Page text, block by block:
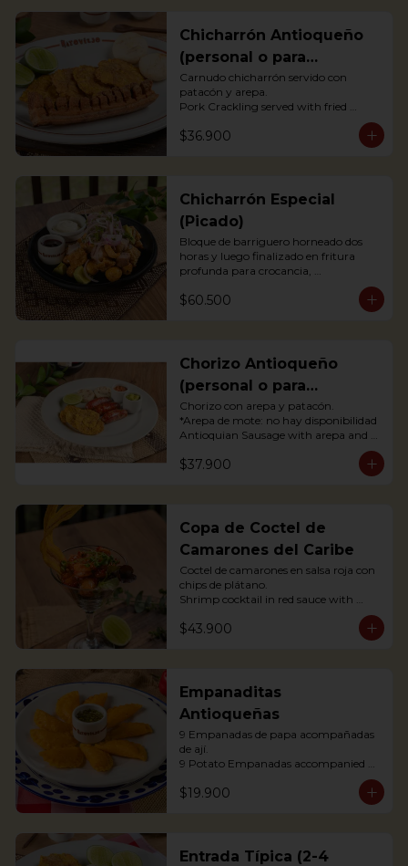
Chicharrón Antioqueño
(personal o para
compartir)
Carnudo chicharrón servido con
patacón y arepa.
Pork Crackling served with fried
*Arepa de mote: no hay disponibilidad
$36.900
Chicharrón Especial
(Picado)
Bloque de barriguero horneado dos
horas y luego finalizado en fritura
profunda para crocancia,
cebolla acevichada y reducción de
crunchiness, accompanied by creole
potatoes, onion and agras reduction.
$60.500
Chorizo Antioqueño
(personal o para
compartir)
Chorizo con arepa y patacón.
*Arepa de mote: no hay disponibilidad
Antioquian Sausage with arepa and
$37.900
Copa de Coctel de
Camarones del Caribe
Coctel de camarones en salsa roja con
chips de plátano.
Shrimp cocktail in red sauce with
$43.900
Empanaditas
Antioqueñas
9 Empanadas de papa acompañadas
de ají.
9 Potato Empanadas accompanied
$19.900
Entrada Típica (2-4